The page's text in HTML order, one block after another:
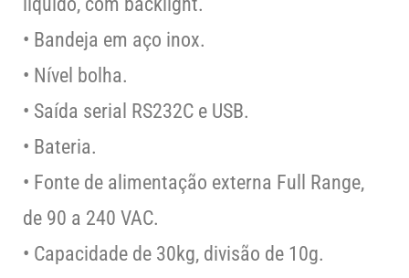
• Bandeja em aço inox.
• Nível bolha.
• Saída serial RS232C e USB.
• Bateria.
• Fonte de alimentação externa Full Range,
de 90 a 240 VAC.
• Capacidade de 30kg, divisão de 10g.